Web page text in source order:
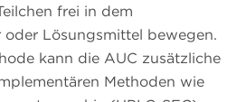
frei in dem
Lösungsmittel bewegen.
kann die AUC zusätzliche
Methoden wie